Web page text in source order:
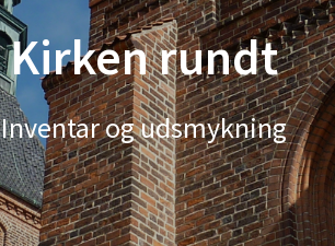
Kirken rundt
Inventar og udsmykning